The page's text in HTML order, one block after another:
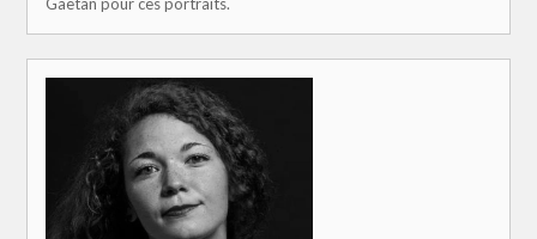
Gaetan pour ces portraits.